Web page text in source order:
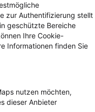
zur Authentifizierung stellt
geschützte Bereiche
Ihre Cookie-
Informationen finden Sie
nutzen möchten,
dieser Anbieter